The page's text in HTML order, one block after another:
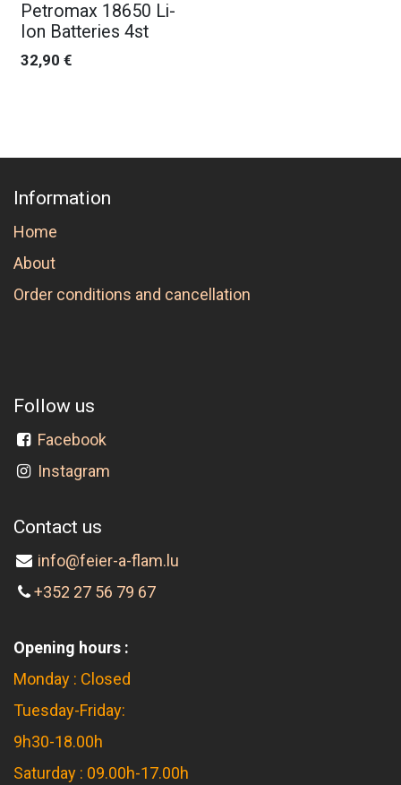
Petromax 18650 Li-
Ion Batteries 4st
32,90 €
Information
Home
About
Order conditions and cancellation
Follow us
Facebook
Instagram
Contact us
info@feier-a-flam.lu
+352 27 56 79 67
Opening hours :
Monday : Closed
Tuesday-Friday:
9h30-18.00h
Saturday : 09.00h-17.00h